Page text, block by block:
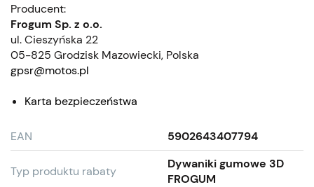
Producent:
Frogum Sp. z o.o.
ul. Cieszyńska 22
05-825 Grodzisk Mazowiecki, Polska
gpsr@motos.pl
Karta bezpieczeństwa
EAN 5902643407794
Typ produktu rabaty
Dywaniki gumowe 3D
FROGUM